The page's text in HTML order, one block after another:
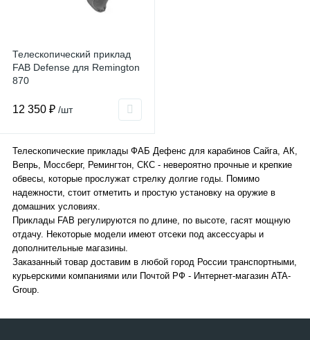
Телескопический приклад
FAB Defense для Remington
870
12 350 ₽ /шт
Телескопические приклады ФАБ Дефенс для карабинов Сайга, АК,
Вепрь, Моссберг, Ремингтон, СКС - невероятно прочные и крепкие
обвесы, которые прослужат стрелку долгие годы. Помимо
надежности, стоит отметить и простую установку на оружие в
домашних условиях.
Приклады FAB регулируются по длине, по высоте, гасят мощную
отдачу. Некоторые модели имеют отсеки под аксессуары и
дополнительные магазины.
Заказанный товар доставим в любой город России транспортными,
курьерскими компаниями или Почтой РФ - Интернет-магазин ATA-
Group.